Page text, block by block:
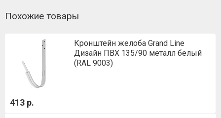
Похожие товары
Кронштейн желоба Grand Line
Дизайн ПВХ 135/90 металл белый
(RAL 9003)
413 р.